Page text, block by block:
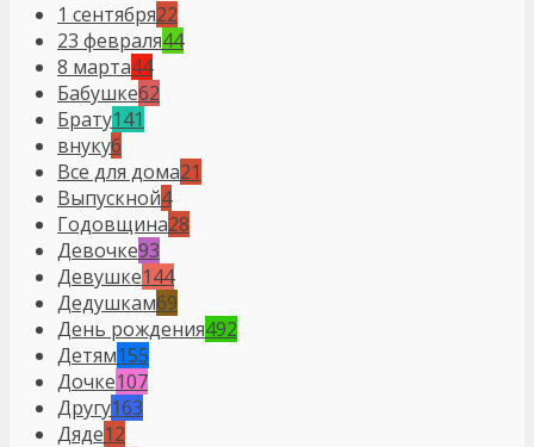
1 сентября22
23 февраля44
8 марта44
Бабушке62
Брату141
внуку6
Все для дома21
Выпускной4
Годовщина28
Девочке93
Девушке144
Дедушкам69
День рождения492
Детям155
Дочке107
Другу163
Дяде12